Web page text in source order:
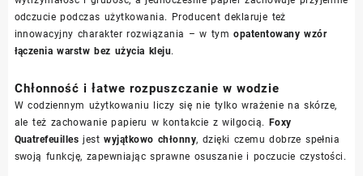
odczucie podczas użytkowania. Producent deklaruje też
innowacyjny charakter rozwiązania – w tymopatentowany wzór
łączenia warstw bez użycia kleju.
Chłonność i łatwe rozpuszczanie w wodzie
W codziennym użytkowaniu liczy się nie tylko wrażenie na skórze,
ale też zachowanie papieru w kontakcie z wilgocią. Foxy
Quatrefeuilles jestwyjątkowo chłonny, dzięki czemu dobrze spełnia
swoją funkcję, zapewniając sprawne osuszanie i poczucie czystości.